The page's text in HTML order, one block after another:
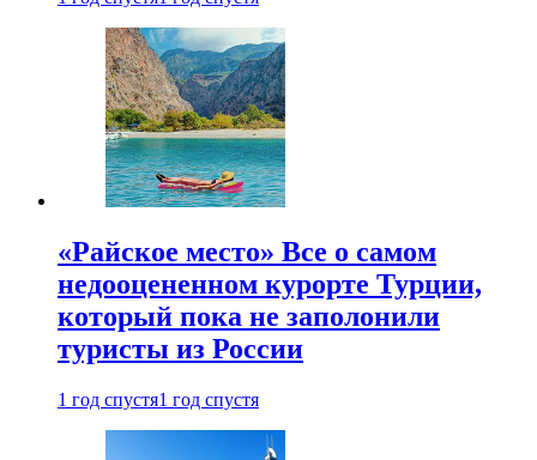
«Райское место» Все о самом
недооцененном курорте Турции,
который пока не заполонили
туристы из России
1 год спустя1 год спустя